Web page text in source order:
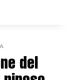
del